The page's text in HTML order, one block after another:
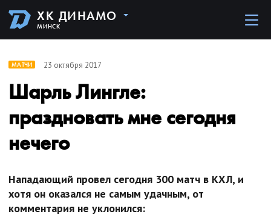
ХК ДИНАМО
МИНСК
МАТЧИ 23 октября 2017
Шарль Лингле:
праздновать мне сегодня
нечего
Нападающий провел сегодня 300 матч в КХЛ, и
хотя он оказался не самым удачным, от
комментария не уклонился: